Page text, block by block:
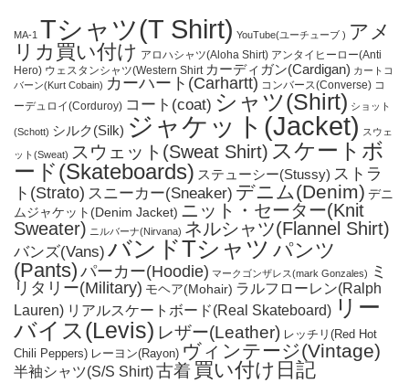
MA-1 Tシャツ(T Shirt) YouTube(ユーチューブ ) アメ
リカ買い付け アロハシャツ(Aloha Shirt) アンタイヒーロー(Anti
Hero) ウェスタンシャツ(Western Shirt カーディガン(Cardigan) カートコ
バーン(Kurt Cobain) カーハート(Carhartt) コンバース(Converse) コ
ーデュロイ(Corduroy) コート(coat) シャツ(Shirt) ショット
(Schott) シルク(Silk) ジャケット(Jacket) スウェ
ット(Sweat) スウェット(Sweat Shirt) スケートボ
ード(Skateboards) ステューシー(Stussy) ストラ
ト(Strato) スニーカー(Sneaker) デニム(Denim) デニ
ムジャケット(Denim Jacket) ニット・セーター(Knit
Sweater) ニルバーナ(Nirvana) ネルシャツ(Flannel Shirt)
バンズ(Vans) バンドTシャツ パンツ
(Pants)パーカー(Hoodie) マークゴンザレス(mark Gonzales)
ミ
リタリー(Military) モヘア(Mohair) ラルフローレン(Ralph
Lauren) リアルスケートボード(Real Skateboard) リー
バイス(Levis) レザー(Leather) レッチリ(Red Hot
Chili Peppers) レーヨン(Rayon) ヴィンテージ(Vintage)
半袖シャツ(S/S Shirt)古着 買い付け日記